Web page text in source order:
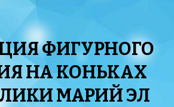
ФИГУРНОГО
НА КОНЬКАХ
МАРИЙ ЭЛ